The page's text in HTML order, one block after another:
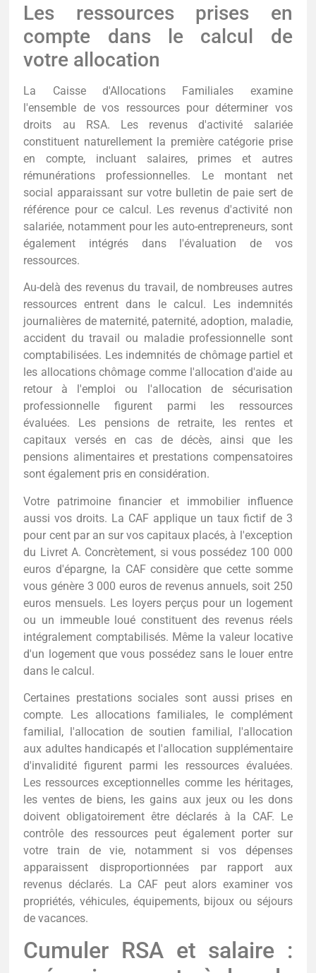
Les ressources prises en
compte dans le calcul de
votre allocation
La Caisse d'Allocations Familiales examine
l'ensemble de vos ressources pour déterminer vos
droits au RSA. Les revenus d'activité salariée
constituent naturellement la première catégorie prise
en compte, incluant salaires, primes et autres
rémunérations professionnelles. Le montant net
social apparaissant sur votre bulletin de paie sert de
référence pour ce calcul. Les revenus d'activité non
salariée, notamment pour les auto-entrepreneurs, sont
également intégrés dans l'évaluation de vos
ressources.
Au-delà des revenus du travail, de nombreuses autres
ressources entrent dans le calcul. Les indemnités
journalières de maternité, paternité, adoption, maladie,
accident du travail ou maladie professionnelle sont
comptabilisées. Les indemnités de chômage partiel et
les allocations chômage comme l'allocation d'aide au
retour à l'emploi ou l'allocation de sécurisation
professionnelle figurent parmi les ressources
évaluées. Les pensions de retraite, les rentes et
capitaux versés en cas de décès, ainsi que les
pensions alimentaires et prestations compensatoires
sont également pris en considération.
Votre patrimoine financier et immobilier influence
aussi vos droits. La CAF applique un taux fictif de 3
pour cent par an sur vos capitaux placés, à l'exception
du Livret A. Concrètement, si vous possédez 100 000
euros d'épargne, la CAF considère que cette somme
vous génère 3 000 euros de revenus annuels, soit 250
euros mensuels. Les loyers perçus pour un logement
ou un immeuble loué constituent des revenus réels
intégralement comptabilisés. Même la valeur locative
d'un logement que vous possédez sans le louer entre
dans le calcul.
Certaines prestations sociales sont aussi prises en
compte. Les allocations familiales, le complément
familial, l'allocation de soutien familial, l'allocation
aux adultes handicapés et l'allocation supplémentaire
d'invalidité figurent parmi les ressources évaluées.
Les ressources exceptionnelles comme les héritages,
les ventes de biens, les gains aux jeux ou les dons
doivent obligatoirement être déclarés à la CAF. Le
contrôle des ressources peut également porter sur
votre train de vie, notamment si vos dépenses
apparaissent disproportionnées par rapport aux
revenus déclarés. La CAF peut alors examiner vos
propriétés, véhicules, équipements, bijoux ou séjours
de vacances.
Cumuler RSA et salaire :